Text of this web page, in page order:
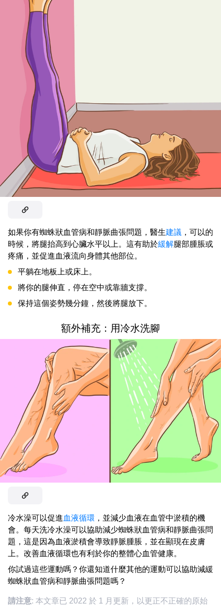
如果你有蜘蛛狀血管病和靜脈曲張問題，醫生建議 ，可以的
時候，將腿抬高到心臟水平以上。這有助於緩解腿部腫脹或
疼痛，並促進血液流向身體其他部位。
平躺在地板上或床上。
將你的腿伸直，停在空中或靠牆支撐。
保持這個姿勢幾分鐘，然後將腿放下。
額外補充：用冷水洗腳
冷水澡可以促進血液循環 ，並減少血液在血管中淤積的機
會。每天洗冷水澡可以協助減少蜘蛛狀血管病和靜脈曲張問
題，這是因為血液淤積會導致靜脈腫脹，並在顯現在皮膚
上。改善血液循環也有利於你的整體心血管健康。
你試過這些運動嗎？你還知道什麼其他的運動可以協助減緩
蜘蛛狀血管病和靜脈曲張問題嗎？
請注意: 本文章已 2022 於 1 月更新，以更正不正確的原始